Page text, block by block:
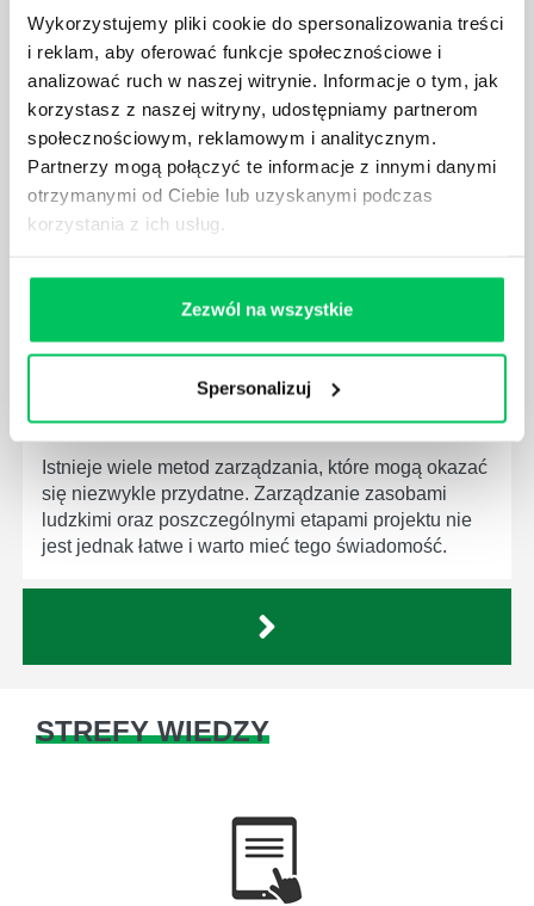
Wykorzystujemy pliki cookie do spersonalizowania treści
i reklam, aby oferować funkcje społecznościowe i
analizować ruch w naszej witrynie. Informacje o tym, jak
korzystasz z naszej witryny, udostępniamy partnerom
społecznościowym, reklamowym i analitycznym.
Partnerzy mogą połączyć te informacje z innymi danymi
otrzymanymi od Ciebie lub uzyskanymi podczas
korzystania z ich usług.
Zezwól na wszystkie
Spersonalizuj
JAK BRYGADZISTA MOŻE ROZWINĄĆ SWOJE
KOMPETENCJE MENEDŻERSKIE?
Menedżer to niezwykle ważne stanowisko w każdej
firmie. Osoba je pełniąca jest w pełni odpowiedzialna
za realizację działań podległych mu osób oraz
JAKĄ METODĘ ZARZĄDZANIA POWINIEN ZNAĆ
Istnieje wiele metod zarządzania, które mogą okazać
się niezwykle przydatne. Zarządzanie zasobami
ludzkimi oraz poszczególnymi etapami projektu nie
jest jednak łatwe i warto mieć tego świadomość.
STREFY WIEDZY